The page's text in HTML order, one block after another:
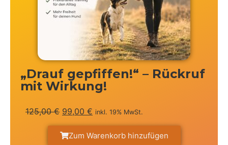
„Drauf gepfiffen!“ – Rückruf
mit Wirkung!
125,00€ 99,00 € inkl. 19% MwSt.
Zum Warenkorb hinzufügen